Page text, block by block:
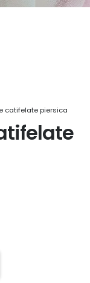
catifelate piersica